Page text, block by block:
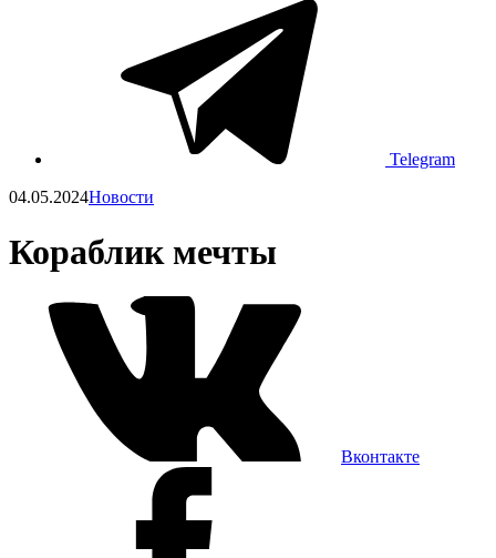
Telegram
04.05.2024Новости
Кораблик мечты
Вконтакте